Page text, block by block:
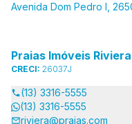
Avenida Dom Pedro I,
Praias Imóveis Riviera
CRECI: 26037J
(13) 3316-5555
(13) 3316-5555
riviera@praias.com